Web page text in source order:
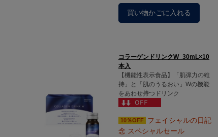
買い物かごに入れる
コラーゲンドリンクW_30mL×10
本入
【機能性表示食品】「肌弾力の維
持」と「肌のうるおい」Wの機能
をあわせ持つドリンク
10％OFF
フェイシャルの日記
念 スペシャルセール